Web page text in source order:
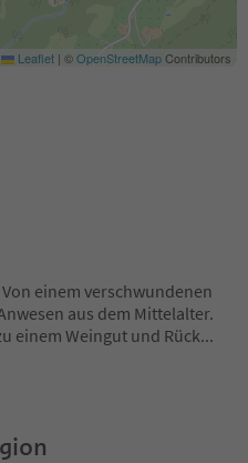
Leaflet | ©OpenStreetMapContributors
einem verschwundenen
aus dem Mittelalter.
einem Weingut und Rück...